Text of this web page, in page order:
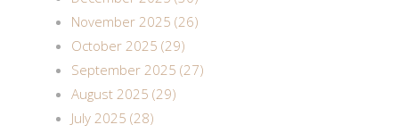
November 2025 (26)
October 2025 (29)
September 2025 (27)
August 2025 (29)
July 2025 (28)